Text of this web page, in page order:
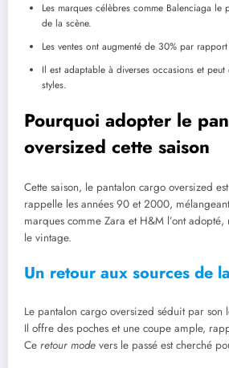
Les marques célèbres comme Balenciaga le
de la scène.
Les ventes ont augmenté de 30% par
Il est adaptable à diverses occasions et
styles.
Pourquoi adopter le
oversized cette saison
Cette saison, le pantalon cargo oversized
rappelle les années 90 et 2000,
marques comme Zara et H&M l’ont
le vintage.
Un retour aux sources de
Le pantalon cargo oversized séduit par son
Il offre des poches et une coupe ample,
Ce retour mode vers le passé est cherché